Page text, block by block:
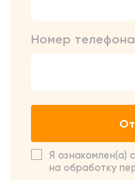
Номер телефона
Я ознакомлен(а) с
на обработку